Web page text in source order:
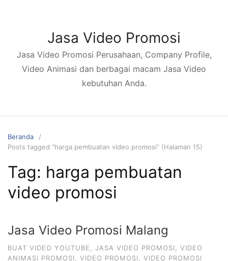
Jasa Video Promosi
Jasa Video Promosi Perusahaan, Company Profile,
Video Animasi dan berbagai macam Jasa Video
kebutuhan Anda.
Beranda
Posts tagged “harga pembuatan video promosi” (Halaman 15)
Tag: harga pembuatan
video promosi
Jasa Video Promosi Malang
BUAT VIDEO YOUTUBE JASA VIDEO PROMOSI
VIDEO
ANIMASI PROMOSI
VIDEO PROMOSI
VIDEO PROMOSI